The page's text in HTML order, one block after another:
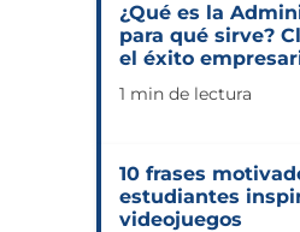
¿Qué es la
para qué sirve?
el éxito
1 min de lectura
10 frases
estudiantes
videojuegos